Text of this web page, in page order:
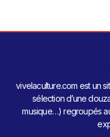
vivelaculture.com est un
sélection d’une
musique…) regroupés